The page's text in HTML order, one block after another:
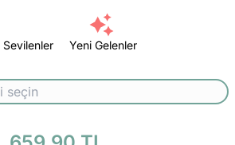
Sevilenler Yeni Gelenler